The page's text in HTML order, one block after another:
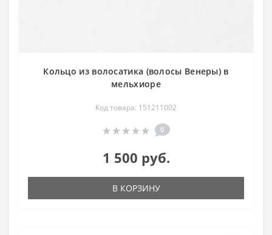
Кольцо из волосатика (волосы Венеры) в
мельхиоре
Код товара: 151211002
0
1 500 руб.
В КОРЗИНУ